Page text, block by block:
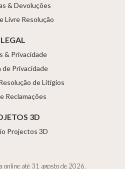
& Devoluções
Livre Resolução
LEGAL
& Privacidade
de Privacidade
de Litígios
Reclamações
3D
Projectos 3D
online até 31 agosto de 2026.